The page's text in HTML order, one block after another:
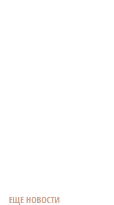
ЕЩЕ НОВОСТИ